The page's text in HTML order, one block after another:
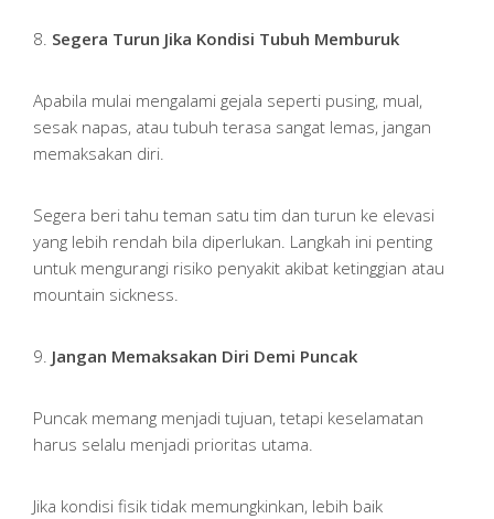
8. Segera Turun Jika Kondisi Tubuh Memburuk
Apabila mulai mengalami gejala seperti pusing, mual,
sesak napas, atau tubuh terasa sangat lemas, jangan
memaksakan diri.
Segera beri tahu teman satu tim dan turun ke elevasi
yang lebih rendah bila diperlukan. Langkah ini penting
untuk mengurangi risiko penyakit akibat ketinggian atau
mountain sickness.
9. Jangan Memaksakan Diri Demi Puncak
Puncak memang menjadi tujuan, tetapi keselamatan
harus selalu menjadi prioritas utama.
Jika kondisi fisik tidak memungkinkan, lebih baik